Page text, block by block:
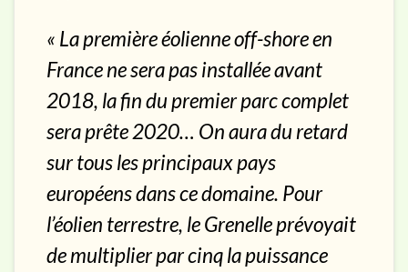
« La première éolienne off-shore en
France ne sera pas installée avant
2018, la fin du premier parc complet
sera prête 2020… On aura du retard
sur tous les principaux pays
européens dans ce domaine. Pour
l’éolien terrestre, le Grenelle prévoyait
de multiplier par cinq la puissance